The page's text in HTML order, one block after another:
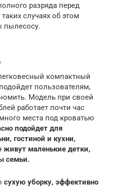
разряда перед
случаях об этом
пылесосу.
компактный
пользователям,
Модель при своей
работает почти час
места под кроватью
подойдет для
гостиной и кухни,
живут маленькие детки,
семьи.
сухую уборку, эффективно